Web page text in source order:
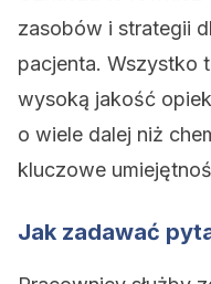
zasobów i strategii
pacjenta. Wszystko
wysoką jakość
o wiele dalej niż
kluczowe
Jak zadawać